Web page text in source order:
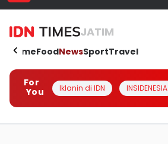
JATIM
HomeFoodNewsSportTravel
For
You
Iklanin di IDN INSIDENESIA